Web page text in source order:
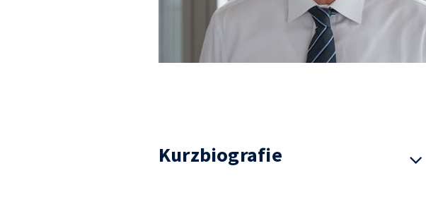
Kurzbiografie